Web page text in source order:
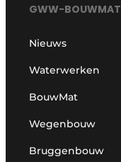
GWW-BOUWMAT
Nieuws
Waterwerken
BouwMat
Wegenbouw
Bruggenbouw